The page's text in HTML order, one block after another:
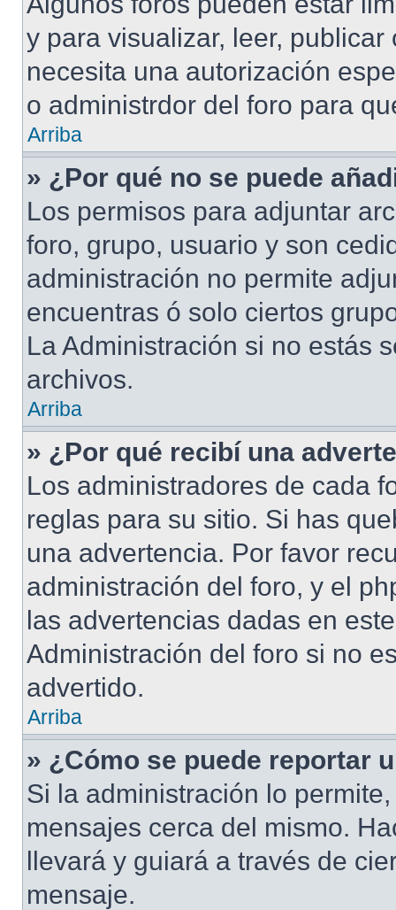
y para visualizar, leer,
necesita una autorización
o administrdor del foro para
Arriba
» ¿Por qué no se puede
Los permisos para adjuntar
foro, grupo, usuario y son
administración no permite
encuentras ó solo ciertos
La Administración si no estás
archivos.
Arriba
» ¿Por qué recibí una
Los administradores de cada
reglas para su sitio. Si has
una advertencia. Por favor
administración del foro, y el
las advertencias dadas en
Administración del foro si no
advertido.
Arriba
» ¿Cómo se puede reportar
Si la administración lo
mensajes cerca del mismo.
llevará y guiará a través de
mensaje.